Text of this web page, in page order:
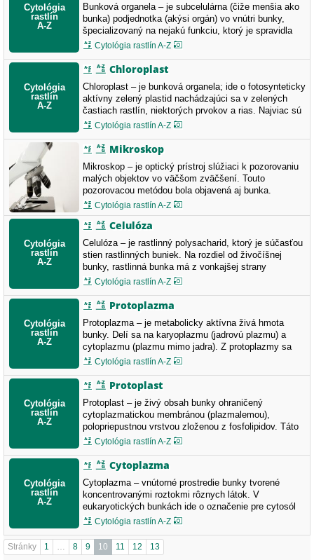
Bunková organela – je subcelulárna (čiže menšia ako
bunka) podjednotka (akýsi orgán) vo vnútri bunky,
špecializovaný na nejakú funkciu, ktorý je spravidla
obklopený membránou.
Cytológia rastlín A-Z
Chloroplast
Chloroplast – je bunková organela; ide o fotosynteticky
aktívny zelený plastid nachádzajúci sa v zelených
častiach rastlín, niektorých prvokov a rias. Najviac sú
chloroplasty zastúpené v asimilačnom pletive listov
prebieha v nich fotosyntéza.
Cytológia rastlín A-Z
Mikroskop
Mikroskop – je optický prístroj slúžiaci k pozorovaniu
malých objektov vo väčšom zväčšení. Touto
pozorovacou metódou bola objavená aj bunka.
Cytológia rastlín A-Z
Celulóza
Celulóza – je rastlinný polysacharid, ktorý je súčasťou
stien rastlinných buniek. Na rozdiel od živočíšnej
bunky, rastlinná bunka má z vonkajšej strany
cytoplazmatickej membrány ešte bunkovú stenu,
bunke dodáva pevnosť a charakteristický tvar.
Cytológia rastlín A-Z
Protoplazma
Protoplazma – je metabolicky aktívna živá hmota
bunky. Delí sa na karyoplazmu (jadrovú plazmu) a
cytoplazmu (plazmu mimo jadra). Z protoplazmy sa
vytvárajú tzv. organely; ako sú jadro, plastidy a
cytoplazme.
Cytológia rastlín A-Z
Protoplast
Protoplast – je živý obsah bunky ohraničený
cytoplazmatickou membránou (plazmalemou),
polopriepustnou vrstvou zloženou z fosfolipidov. Táto
fosfolipidová membrána sa nachádza aj na mnohých
až 80 % vody. Súčasťou protoplastu sú bunkové
organely. Priestor medzi nimi vypĺňa cytoplazma…
Cytológia rastlín A-Z
Cytoplazma
Cytoplazma – vnútorné prostredie bunky tvorené
koncentrovanými roztokmi rôznych látok. V
eukaryotických bunkách ide o označenie pre cytosól
(základná plazma), bunkové organely (okremy
protoplazmy. Často sa pojmom chybne chápe len
cytosól (základná plazma). Štruktúru cytoplazmy
Cytológia rastlín A-Z
Stránky 1 8 9 10 11 12 13